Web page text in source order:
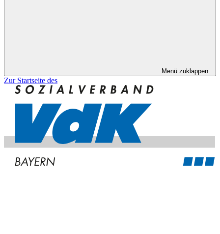
Menü zuklappen
Zur Startseite des